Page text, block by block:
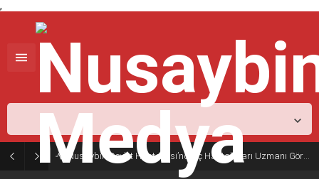
,
Nusaybin Devlet Hastanesi’nde İç Hastalıkları Uzmanı Göreve Başladı